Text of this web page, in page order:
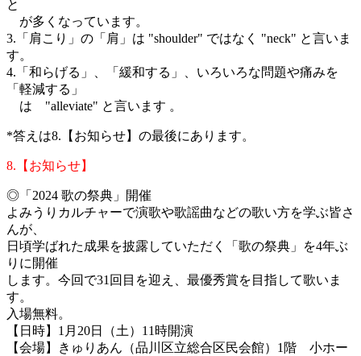
と
が多くなっています。
3.「肩こり」の「肩」は "shoulder" ではなく "neck" と言いま
す。
4.「和らげる」、「緩和する」、いろいろな問題や痛みを
「軽減する」
は "alleviate" と言います 。
*答えは8.【お知らせ】の最後にあります。
8.【お知らせ】
◎「2024 歌の祭典」開催
よみうりカルチャーで演歌や歌謡曲などの歌い方を学ぶ皆さ
んが、
日頃学ばれた成果を披露していただく「歌の祭典」を4年ぶ
りに開催
します。今回で31回目を迎え、最優秀賞を目指して歌いま
す。
入場無料。
【日時】1月20日（土）11時開演
【会場】きゅりあん（品川区立総合区民会館）1階 小ホー